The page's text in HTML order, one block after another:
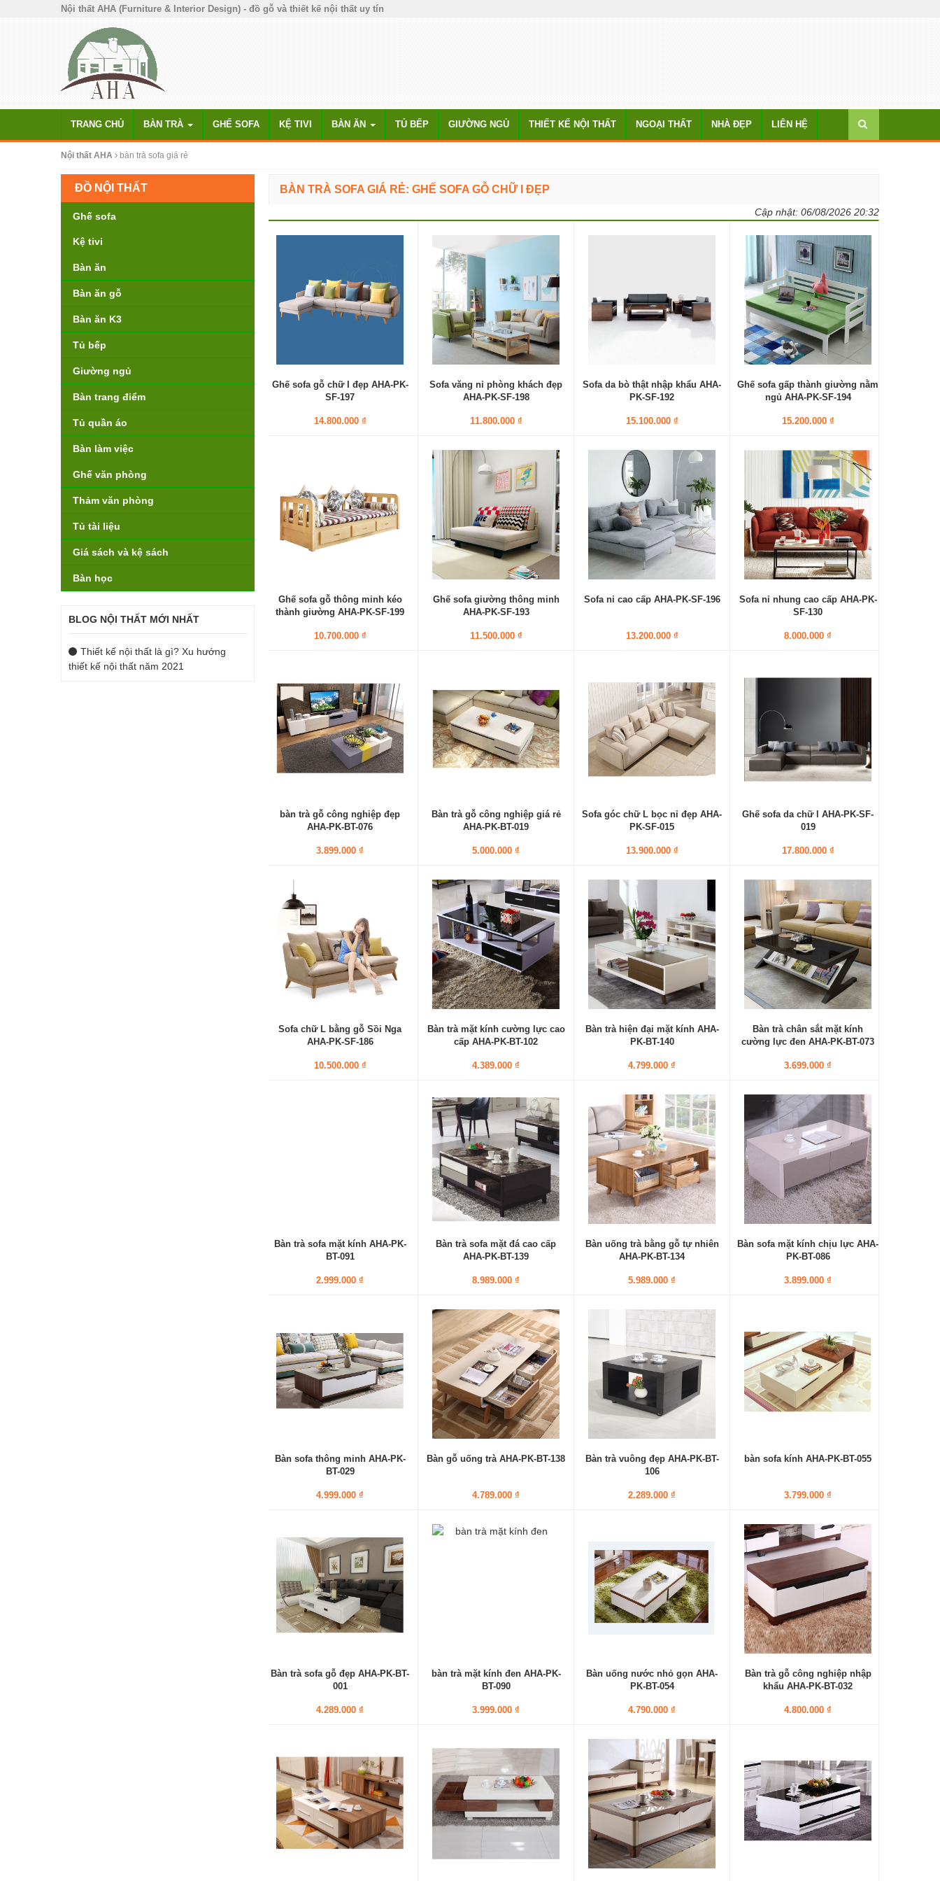
Nội thất AHA (Furniture & Interior Design) - đồ gỗ và thiết kế nội thất uy tín
TRANG CHỦ BÀN TRÀ GHẾ SOFA KỆ TIVI BÀN ĂN TỦ BẾP GIƯỜNG NGỦ THIẾT KẾ NỘI THẤT NGOẠI THẤT NHÀ ĐẸP LIÊN HỆ
Nội thất AHA bàn trà sofa giá rẻ
BÀN TRÀ SOFA GIÁ RẺ: GHẾ SOFA GỖ CHỮ I ĐẸP
Cập nhật: 06/08/2026 20:32
Ghế sofa gỗ chữ I đẹp AHA-PK-
SF-197
14.800.000 ₫
Sofa văng nỉ phòng khách đẹp
AHA-PK-SF-198
11.800.000 ₫
Sofa da bò thật nhập khẩu AHA-
PK-SF-192
15.100.000 ₫
Ghế sofa gấp thành giường nằm
ngủ AHA-PK-SF-194
15.200.000 ₫
Ghế sofa gỗ thông minh kéo
thành giường AHA-PK-SF-199
10.700.000 ₫
Ghế sofa giường thông minh
AHA-PK-SF-193
11.500.000 ₫
Sofa nỉ cao cấp AHA-PK-SF-196
13.200.000 ₫
Sofa nỉ nhung cao cấp AHA-PK-
SF-130
8.000.000 ₫
bàn trà gỗ công nghiệp đẹp
AHA-PK-BT-076
3.899.000 ₫
Bàn trà gỗ công nghiệp giá rẻ
AHA-PK-BT-019
5.000.000 ₫
Sofa góc chữ L bọc nỉ đẹp AHA-
PK-SF-015
13.900.000 ₫
Ghế sofa da chữ l AHA-PK-SF-
019
17.800.000 ₫
Sofa chữ L bằng gỗ Sồi Nga
AHA-PK-SF-186
10.500.000 ₫
Bàn trà mặt kính cường lực cao
cấp AHA-PK-BT-102
4.389.000 ₫
Bàn trà hiện đại mặt kính AHA-
PK-BT-140
4.799.000 ₫
Bàn trà chân sắt mặt kính
cường lực đen AHA-PK-BT-073
3.699.000 ₫
Bàn trà sofa mặt kính AHA-PK-
BT-091
2.999.000 ₫
Bàn trà sofa mặt đá cao cấp
AHA-PK-BT-139
8.989.000 ₫
Bàn uống trà bằng gỗ tự nhiên
AHA-PK-BT-134
5.989.000 ₫
Bàn sofa mặt kính chịu lực AHA-
PK-BT-086
3.899.000 ₫
Bàn sofa thông minh AHA-PK-
BT-029
4.999.000 ₫
Bàn gỗ uống trà AHA-PK-BT-138
4.789.000 ₫
Bàn trà vuông đẹp AHA-PK-BT-
106
2.289.000 ₫
bàn sofa kính AHA-PK-BT-055
3.799.000 ₫
Bàn trà sofa gỗ đẹp AHA-PK-BT-
001
4.289.000 ₫
bàn trà mặt kính đen AHA-PK-
BT-090
3.999.000 ₫
Bàn uống nước nhỏ gọn AHA-
PK-BT-054
4.790.000 ₫
Bàn trà gỗ công nghiệp nhập
khẩu AHA-PK-BT-032
4.800.000 ₫
ĐỒ NỘI THẤT
Ghế sofa
Kệ tivi
Bàn ăn
Bàn ăn gỗ
Bàn ăn K3
Tủ bếp
Giường ngủ
Bàn trang điểm
Tủ quần áo
Bàn làm việc
Ghế văn phòng
Thảm văn phòng
Tủ tài liệu
Giá sách và kệ sách
Bàn học
BLOG NỘI THẤT MỚI NHẤT
Thiết kế nội thất là gì? Xu hướng
thiết kế nội thất năm 2021